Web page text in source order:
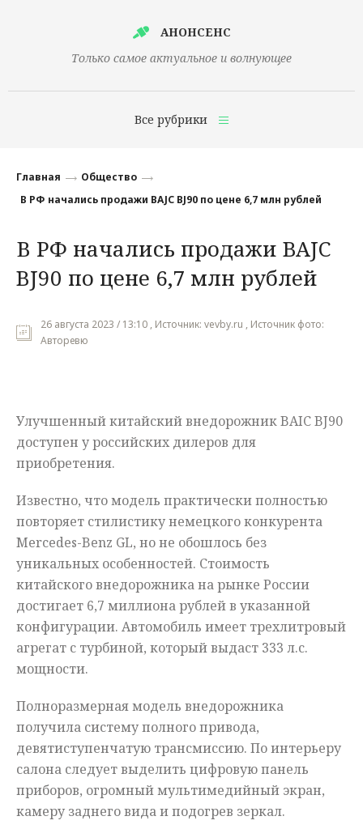
АНОНСЕНС
Только самое актуальное и волнующее
Все рубрики
Финансы
Наука
Культура
Общество
Происшествия
Главная
Общество
В РФ начались продажи BAJC BJ90 по цене 6,7 млн рублей
В РФ начались продажи BAJC
BJ90 по цене 6,7 млн рублей
26 августа 2023 / 13:10 , Источник: vevby.ru , Источник фото:
Авторевю
Улучшенный китайский внедорожник BAIC BJ90
доступен у российских дилеров для
приобретения.
Известно, что модель практически полностью
повторяет стилистику немецкого конкурента
Mercedes-Benz GL, но не обошлось без
уникальных особенностей. Стоимость
китайского внедорожника на рынке России
достигает 6,7 миллиона рублей в указанной
конфигурации. Автомобиль имеет трехлитровый
агрегат с турбиной, который выдаст 333 л.с.
мощности.
Полноразмерная модель внедорожника
получила систему полного привода,
девятиступенчатую трансмиссию. По интерьеру
салона следует выделить цифровую панель
приборов, огромный мультимедийный экран,
камеру заднего вида и подогрев зеркал.